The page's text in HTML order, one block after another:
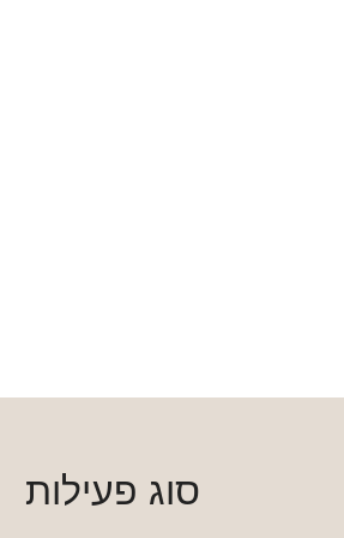
סוג פעילות